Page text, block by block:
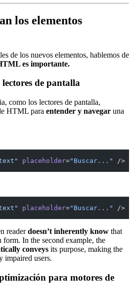
los elementos
de los nuevos elementos, hablemos de
es importante.
de pantalla
como los lectores de pantalla,
HTML para entender y navegar una
placeholder="Buscar..."
/>
placeholder="Buscar..."
/>
readerdoesn’t inherently know that
form. In the second example, the
conveys its purpose, making the
impaired users.
para motores de